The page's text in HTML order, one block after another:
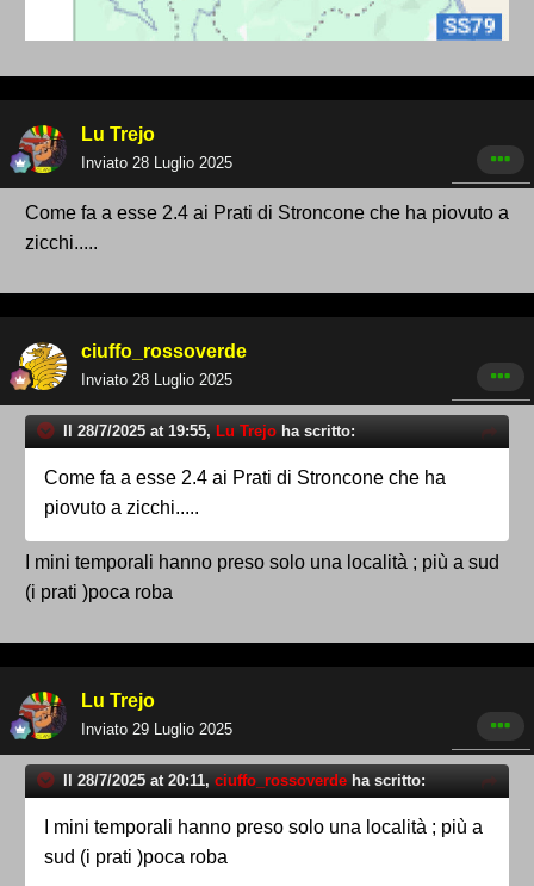
Lu Trejo
Inviato 28 Luglio 2025
Come fa a esse 2.4 ai Prati di Stroncone che ha piovuto a
zicchi.....
ciuffo_rossoverde
Inviato 28 Luglio 2025
Il 28/7/2025 at 19:55, Lu Trejo ha scritto:
Come fa a esse 2.4 ai Prati di Stroncone che ha
piovuto a zicchi.....
I mini temporali hanno preso solo una località ; più a sud
(i prati )poca roba
Lu Trejo
Inviato 29 Luglio 2025
Il 28/7/2025 at 20:11, ciuffo_rossoverde ha scritto:
I mini temporali hanno preso solo una località ; più a
sud (i prati )poca roba